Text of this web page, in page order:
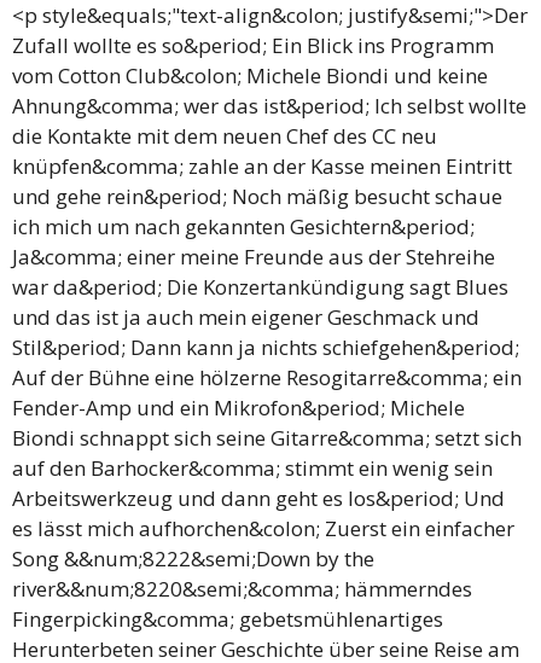
<p style&equals;"text-align&colon; justify&semi;">Der
Zufall wollte es so&period; Ein Blick ins Programm
vom Cotton Club&colon; Michele Biondi und keine
Ahnung&comma; wer das ist&period; Ich selbst wollte
die Kontakte mit dem neuen Chef des CC neu
knüpfen&comma; zahle an der Kasse meinen Eintritt
und gehe rein&period; Noch mäßig besucht schaue
ich mich um nach gekannten Gesichtern&period;
Ja&comma; einer meine Freunde aus der Stehreihe
war da&period; Die Konzertankündigung sagt Blues
und das ist ja auch mein eigener Geschmack und
Stil&period; Dann kann ja nichts schiefgehen&period;
Auf der Bühne eine hölzerne Resogitarre&comma; ein
Fender-Amp und ein Mikrofon&period; Michele
Biondi schnappt sich seine Gitarre&comma; setzt sich
auf den Barhocker&comma; stimmt ein wenig sein
Arbeitswerkzeug und dann geht es los&period; Und
es lässt mich aufhorchen&colon; Zuerst ein einfacher
Song &&num;8222&semi;Down by the
river&&num;8220&semi;&comma; hämmerndes
Fingerpicking&comma; gebetsmühlenartiges
Herunterbeten seiner Geschichte über seine Reise am